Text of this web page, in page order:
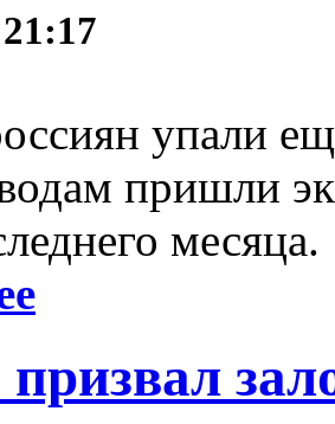
упали
пришли
месяца.